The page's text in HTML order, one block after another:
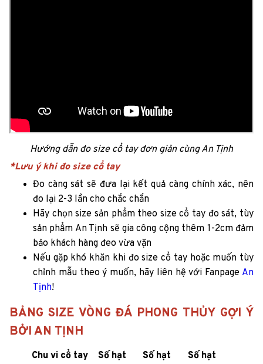
Hướng dẫn đo size cổ tay đơn giản cùng An Tịnh
*Lưu ý khi đo size cổ tay
Đo càng sát sẽ đưa lại kết quả càng chính xác, nên
đo lại 2-3 lần cho chắc chắn
Hãy chọn size sản phẩm theo size cổ tay đo sát, tùy
sản phẩm An Tịnh sẽ gia công cộng thêm 1-2cm đảm
bảo khách hàng đeo vừa vặn
Nếu gặp khó khăn khi đo size cổ tay hoặc muốn tùy
chỉnh mẫu theo ý muốn, hãy liên hệ với Fanpage An
Tịnh!
BẢNG SIZE VÒNG ĐÁ PHONG THỦY GỢI Ý
BỞI AN TỊNH
Chu vi cổ tay
Số hạt
Số hạt
Số hạt